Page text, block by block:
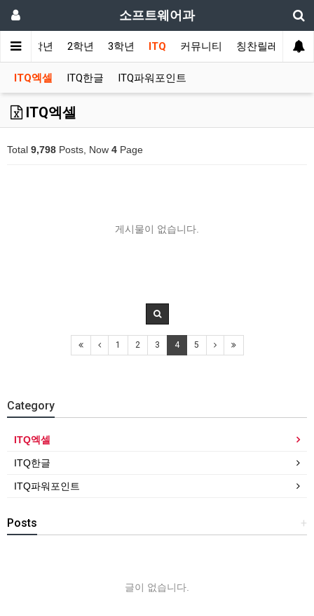
소프트웨어과
항 1학년 2학년 3학년 ITQ 커뮤니티 칭찬릴레이
ITQ엑셀 ITQ한글 ITQ파워포인트
ITQ엑셀
Total 9,798 Posts, Now 4 Page
게시물이 없습니다.
1 2 3 4 5
Category
ITQ엑셀
ITQ한글
ITQ파워포인트
+
Posts
글이 없습니다.